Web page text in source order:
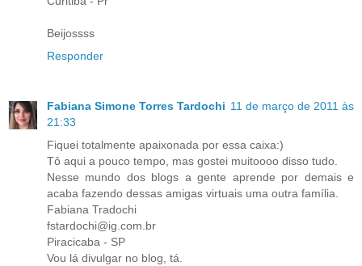
Beijossss
Responder
Fabiana Simone Torres Tardochi 11 de março de 2011 às
21:33
Fiquei totalmente apaixonada por essa caixa:)
Tô aqui a pouco tempo, mas gostei muitoooo disso tudo.
Nesse mundo dos blogs a gente aprende por demais e
acaba fazendo dessas amigas virtuais uma outra família.
Fabiana Tradochi
fstardochi@ig.com.br
Piracicaba - SP
Vou lá divulgar no blog, tá.